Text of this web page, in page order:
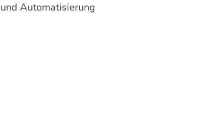
Automatisierung